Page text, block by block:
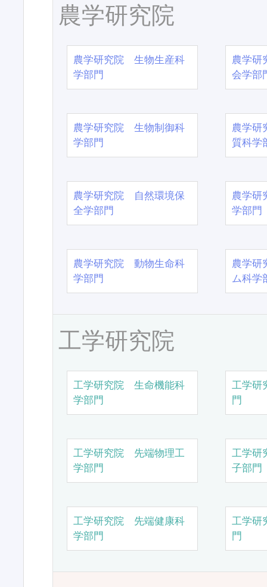
農学研究院
農学研究院 生物生産科
学部門
農学
会学部
農学研究院 生物制御科
学部門
農学
質科学
農学研究院 自然環境保
全学部門
農学
学部門
農学研究院 動物生命科
学部門
農学
ム科学
工学研究院
工学研究院 生命機能科
学部門
工学研
門
工学研究院 先端物理工
学部門
工学研
子部門
工学研究院 先端健康科
学部門
工学研
門